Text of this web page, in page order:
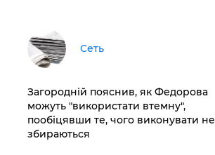
Сеть
Загородній пояснив, як Федорова
можуть "використати втемну",
пообіцявши те, чого виконувати не
збираються